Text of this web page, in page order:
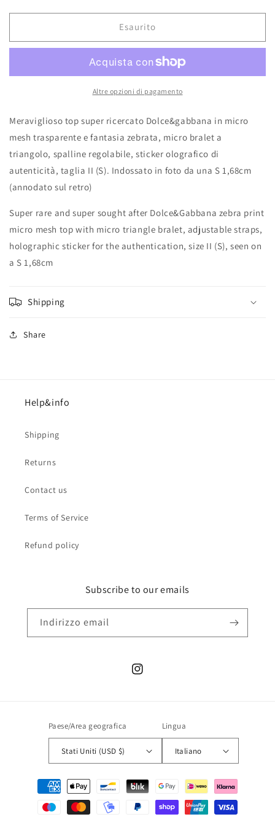
Esaurito
Altre opzioni di pagamento
Meraviglioso top super ricercato Dolce&gabbana in micro
mesh trasparente e fantasia zebrata, micro bralet a
triangolo, spalline regolabile, sticker olografico di
autenticità, taglia II (S). Indossato in foto da una S 1,68cm
(annodato sul retro)
Super rare and super sought after Dolce&Gabbana zebra print
micro mesh top with micro triangle bralet, adjustable straps,
holographic sticker for the authentication, size II (S), seen on
a S 1,68cm
Shipping
Share
Help&info
Shipping
Returns
Contact us
Terms of Service
Refund policy
Subscribe to our emails
Indirizzo email
Instagram
Paese/Area geografica
Stati Uniti (USD $)
Lingua
Italiano
Metodi
pagamento